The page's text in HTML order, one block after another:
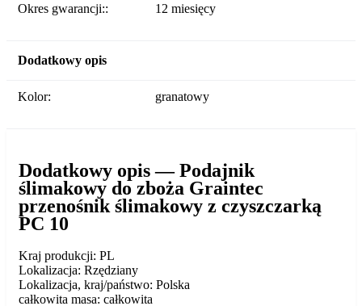
Okres gwarancji:: 12 miesięcy
Dodatkowy opis
Kolor: granatowy
Dodatkowy opis — Podajnik
ślimakowy do zboża Graintec
przenośnik ślimakowy z czyszczarką
PC 10
Kraj produkcji: PL
Lokalizacja: Rzędziany
Lokalizacja, kraj/państwo: Polska
całkowita masa: całkowita